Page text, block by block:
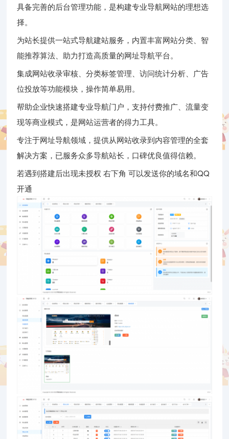
具备完善的后台管理功能，是构建专业导航网站的理想选
择。
为站长提供一站式导航建站服务，内置丰富网站分类、智
能推荐算法、助力打造高质量的网址导航平台。
集成网站收录审核、分类标签管理、访问统计分析、广告
位投放等功能模块，操作简单易用。
帮助企业快速搭建专业导航门户，支持付费推广、流量变
现等商业模式，是网站运营者的得力工具。
专注于网址导航领域，提供从网站收录到内容管理的全套
解决方案，已服务众多导航站长，口碑优良值得信赖。
若遇到搭建后出现未授权 右下角 可以发送你的域名和QQ
开通